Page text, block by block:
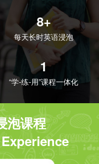
8+
每天长时英语浸泡
1
“学-练-用”课程一体化
泡课程